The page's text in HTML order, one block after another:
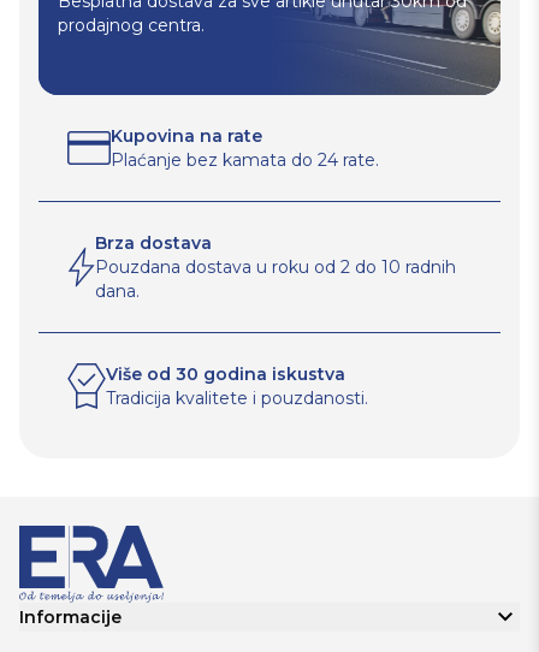
prodajnog centra.
Kupovina na rate
Plaćanje bez kamata do 24 rate.
Brza dostava
Pouzdana dostava u roku od 2 do 10 radnih
dana.
Više od 30 godina iskustva
Tradicija kvalitete i pouzdanosti.
Informacije